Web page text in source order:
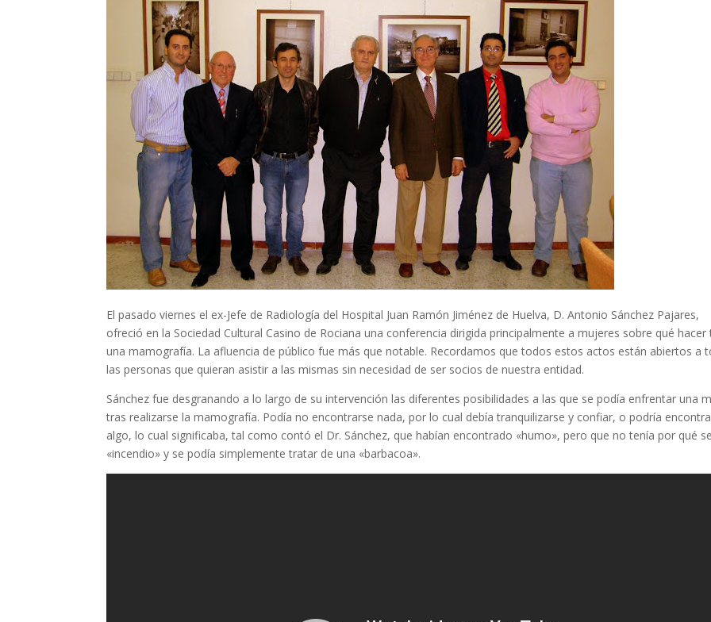
El pasado viernes el ex-Jefe de Radiología del Hospital Juan Ramón Jiménez de Huelva, D. Antonio Sánchez Pajares,
ofreció en la Sociedad Cultural Casino de Rociana una conferencia dirigida principalmente a mujeres sobre qué hacer
una mamografía. La afluencia de público fue más que notable. Recordamos que todos estos actos están abiertos a
las personas que quieran asistir a las mismas sin necesidad de ser socios de nuestra entidad.
Sánchez fue desgranando a lo largo de su intervención las diferentes posibilidades a las que se podía enfrentar una
tras realizarse la mamografía. Podía no encontrarse nada, por lo cual debía tranquilizarse y confiar, o podría
algo, lo cual significaba, tal como contó el Dr. Sánchez, que habían encontrado «humo», pero que no tenía por qué
«incendio» y se podía simplemente tratar de una «barbacoa».